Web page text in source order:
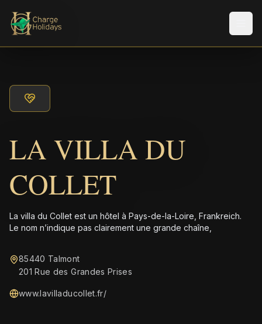
LA VILLA DU
COLLET
La villa du Collet est un hôtel à Pays-de-la-Loire, Frankreich.
Le nom n’indique pas clairement une grande chaîne,
85440 Talmont
201 Rue des Grandes Prises
www.lavilladucollet.fr/